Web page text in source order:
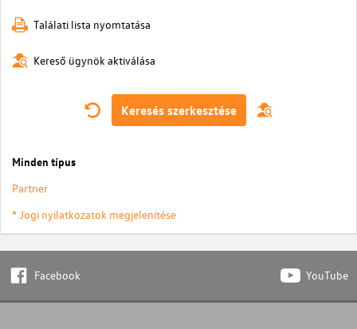
Találati lista nyomtatása
Kereső ügynök aktiválása
Keresés szerkesztése
Minden típus
Partner
* Jogi nyilatkozatok megjelenítése
Facebook YouTube